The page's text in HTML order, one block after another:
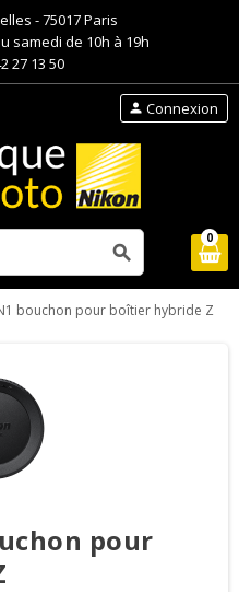
- 75017 Paris
samedi de 10h à 19h
27 13 50
search
person Connexion
0
bouchon pour boîtier hybride Z
pour